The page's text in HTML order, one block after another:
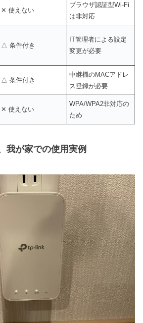
✕ 使えない
ブラウザ認証型Wi-Fi
は非対応
△ 条件付き
IT管理者による設定
変更が必要
△ 条件付き
中継機のMACアドレ
ス登録が必要
✕ 使えない
WPA/WPA2非対応の
ため
我が家での使用実例